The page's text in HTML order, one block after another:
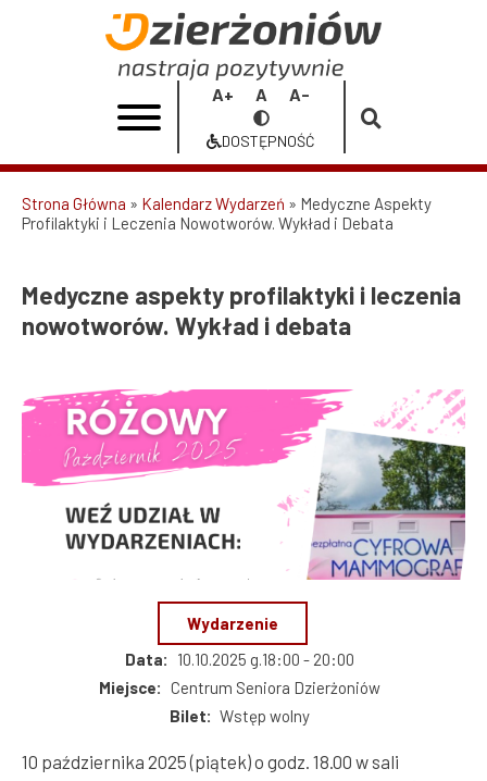
Medyczne
profilaktyki
i
leczenia
Wykład
Urząd
Miasta
Dzierżoniów
Increase
font
Reset
font
size
Decrease
font
Przełącz
na
Dostępność
DOSTĘPNOŚĆ
Ścieżka
Strona Główna Kalendarz Wydarzeń
Medyczne Aspekty
Profilaktyki i Leczenia Nowotworów. Wykład i Debata
Medyczne aspekty profilaktyki i leczenia
nowotworów. Wykład i debata
Wydarzenie
Data
10.10.2025 g.18:00 - 20:00
Miejsce
Centrum Seniora Dzierżoniów
Bilet
Wstęp wolny
10 października 2025 (piątek) o godz. 18.00 w sali